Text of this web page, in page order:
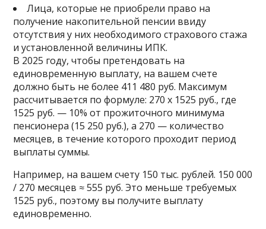
Лица, которые не приобрели право на
получение накопительной пенсии ввиду
отсутствия у них необходимого страхового стажа
и установленной величины ИПК.
В 2025 году, чтобы претендовать на
единовременную выплату, на вашем счете
должно быть не более 411 480 руб. Максимум
рассчитывается по формуле: 270 х 1525 руб., где
1525 руб. — 10% от прожиточного минимума
пенсионера (15 250 руб.), а 270 — количество
месяцев, в течение которого проходит период
выплаты суммы.
Например, на вашем счету 150 тыс. рублей. 150 000
/ 270 месяцев ≈ 555 руб. Это меньше требуемых
1525 руб., поэтому вы получите выплату
единовременно.